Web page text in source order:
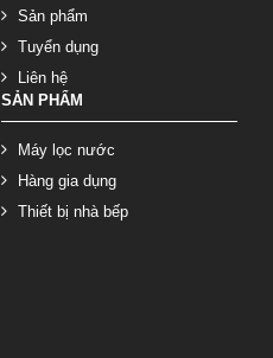
Sản phẩm
Tuyển dụng
Liên hệ
SẢN PHẨM
Máy lọc nước
Hàng gia dụng
Thiết bị nhà bếp